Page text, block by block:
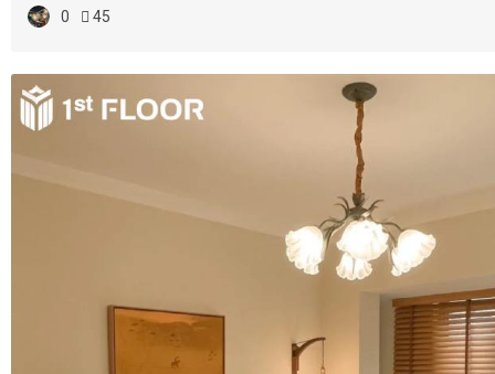
0 45